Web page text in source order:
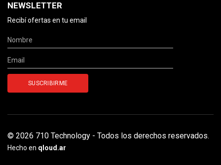
NEWSLETTER
Recibí ofertas en tu email
© 2026 710 Technology - Todos los derechos reservados.
Hecho en qloud.ar